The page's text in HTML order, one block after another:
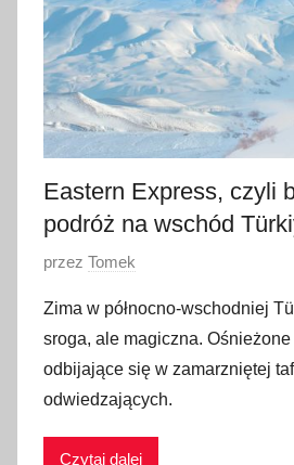
e
ś
n
i
a
2
0
3
Eastern Express, czyli
podróż na wschód
O
u
b
l
i
przez Tomek
Zima w północno-wschodniej
sroga, ale magiczna. Ośnieżone
odbijające się w zamarzniętej
odwiedzających.
Czytaj dalej